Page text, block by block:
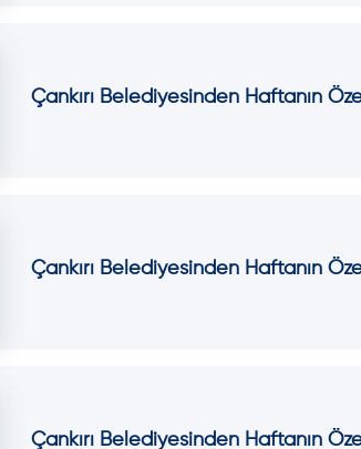
Çankırı Belediyesinden Haftanın
Çankırı Belediyesinden Haftanın
Çankırı Belediyesinden Haftanın